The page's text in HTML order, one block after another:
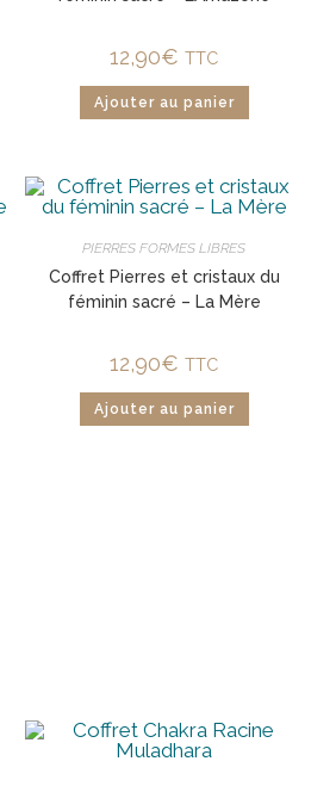
12,90€ TTC
Ajouter au panier
PIERRES FORMES LIBRES
Coffret Pierres et cristaux du
féminin sacré – La Mère
12,90€ TTC
Ajouter au panier